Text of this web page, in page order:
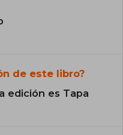
de este libro?
edición es Tapa